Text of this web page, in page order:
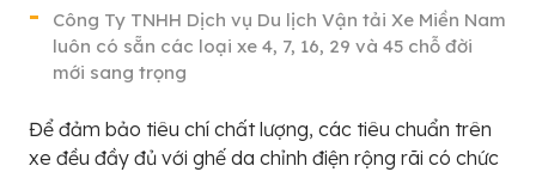
Công Ty TNHH Dịch vụ Du lịch Vận tải Xe Miền Nam
luôn có sẵn các loại xe 4, 7, 16, 29 và 45 chỗ đời
mới sang trọng
Để đảm bảo tiêu chí chất lượng, các tiêu chuẩn trên
xe đều đầy đủ với ghế da chỉnh điện rộng rãi có chức